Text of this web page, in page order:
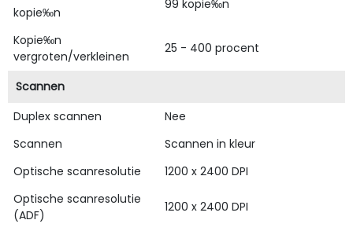
kopie‰n
99 kopie‰n
Kopie‰n
vergroten/verkleinen
25 - 400 procent
Scannen
Duplex scannen
Nee
Scannen
Scannen in kleur
Optische scanresolutie
1200 x 2400 DPI
Optische scanresolutie
(ADF)
1200 x 2400 DPI